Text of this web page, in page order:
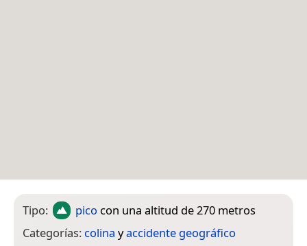
Tipo: pico con una altitud de 270 metros
Categorías: colina yaccidente geográfico